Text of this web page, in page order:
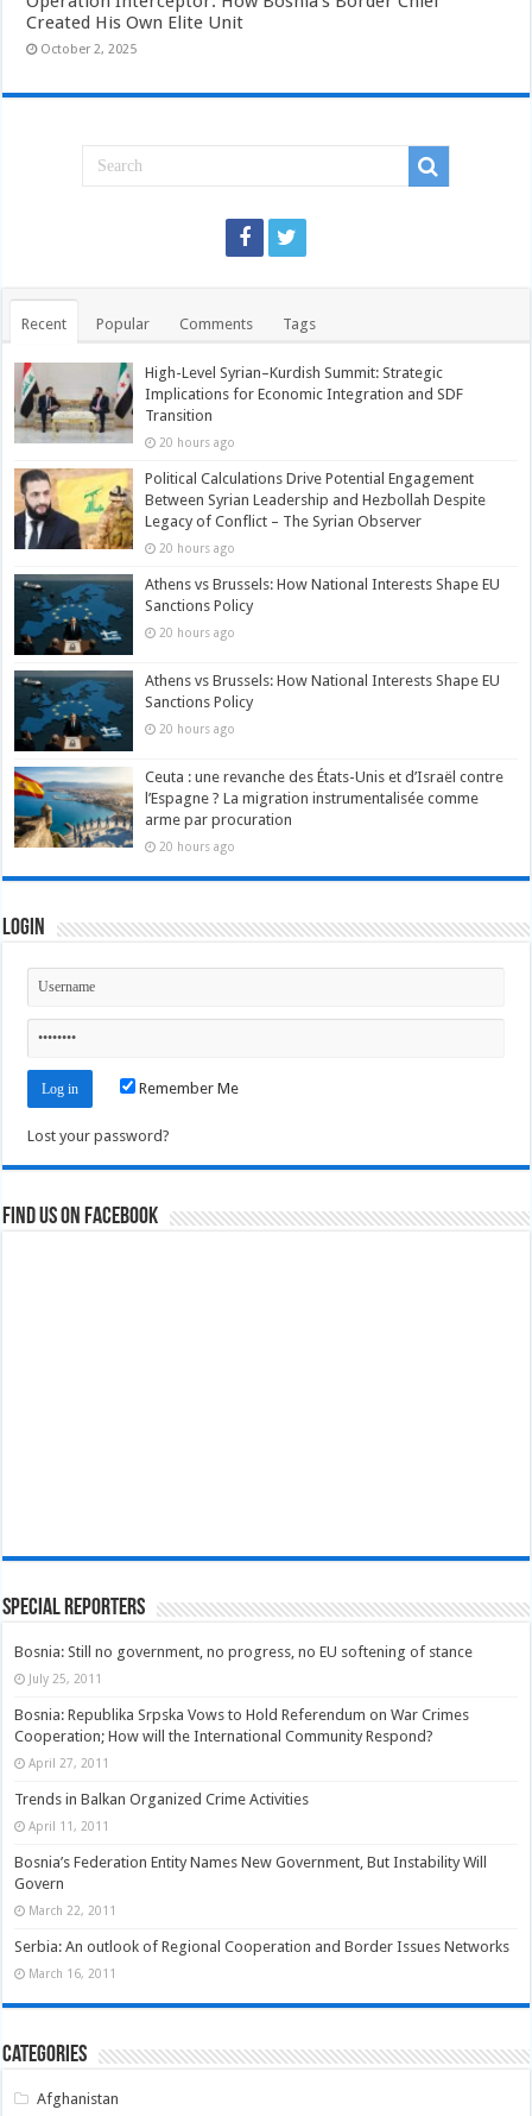
Created His Own Elite Unit
October 2, 2025
Recent Popular Comments Tags
High-Level Syrian–Kurdish Summit: Strategic
Implications for Economic Integration and SDF
Transition
20 hours ago
Political Calculations Drive Potential Engagement
Between Syrian Leadership and Hezbollah Despite
Legacy of Conflict – The Syrian Observer
20 hours ago
Athens vs Brussels: How National Interests Shape EU
Sanctions Policy
20 hours ago
Athens vs Brussels: How National Interests Shape EU
Sanctions Policy
20 hours ago
Ceuta : une revanche des États-Unis et d’Israël contre
l’Espagne ? La migration instrumentalisée comme
arme par procuration
20 hours ago
Login
Remember Me
Lost your password?
Find us on Facebook
Special Reporters
Bosnia: Still no government, no progress, no EU softening of stance
July 25, 2011
Bosnia: Republika Srpska Vows to Hold Referendum on War Crimes
Cooperation; How will the International Community Respond?
April 27, 2011
Trends in Balkan Organized Crime Activities
April 11, 2011
Bosnia’s Federation Entity Names New Government, But Instability Will
Govern
March 22, 2011
Serbia: An outlook of Regional Cooperation and Border Issues Networks
March 16, 2011
Categories
Afghanistan